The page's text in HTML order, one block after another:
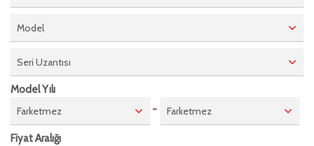
Model
Seri Uzantısı
Model Yılı
Farketmez
- Farketmez
Fiyat Aralığı